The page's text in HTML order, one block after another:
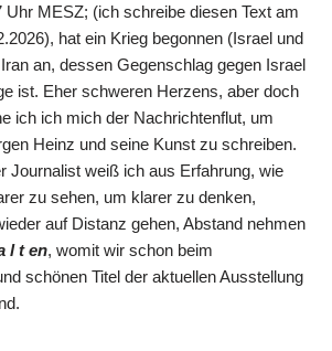
Uhr MESZ; (ich schreibe diesen Text am
hat ein Krieg begonnen (Israel und
an, dessen Gegenschlag gegen Israel
ist. Eher schweren Herzens, aber doch
ich ich mich der Nachrichtenflut, um
Heinz und seine Kunst zu schreiben.
Journalist weiß ich aus Erfahrung, wie
zu sehen, um klarer zu denken,
auf Distanz gehen, Abstand nehmen
l t en, womit wir schon beim
schönen Titel der aktuellen Ausstellung